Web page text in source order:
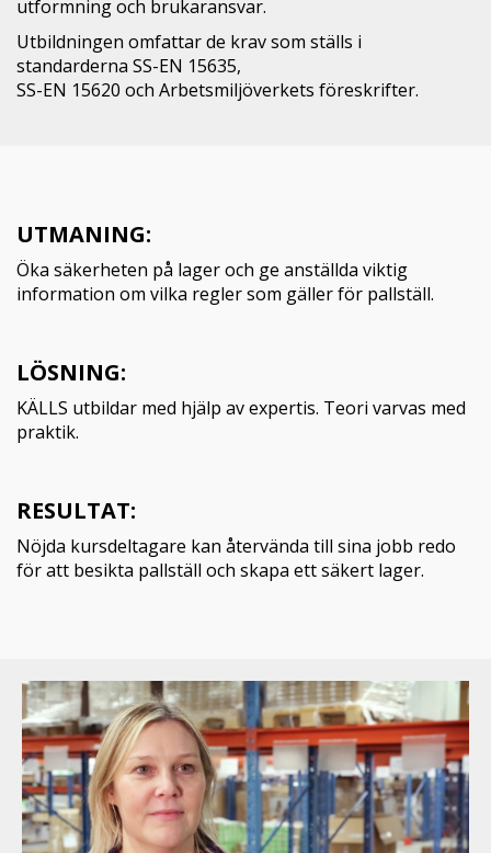
utformning och brukaransvar.
Utbildningen omfattar de krav som ställs i
standarderna SS-EN 15635,
SS-EN 15620 och Arbetsmiljöverkets föreskrifter.
UTMANING:
Öka säkerheten på lager och ge anställda viktig
information om vilka regler som gäller för pallställ.
LÖSNING:
KÄLLS utbildar med hjälp av expertis. Teori varvas med
praktik.
RESULTAT:
Nöjda kursdeltagare kan återvända till sina jobb redo
för att besikta pallställ och skapa ett säkert lager.